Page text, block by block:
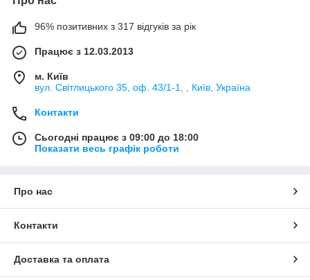
96% позитивних з 317 відгуків за рік
Працює з 12.03.2013
м. Київ
вул. Світлицького 35, оф. 43/1-1, , Київ, Україна
Контакти
Сьогодні працює з 09:00 до 18:00
Показати весь графік роботи
Про нас
Контакти
Доставка та оплата